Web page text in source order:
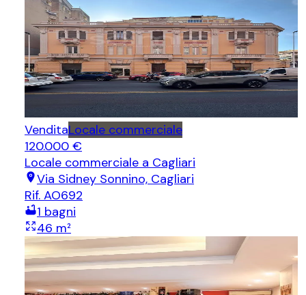
VenditaLocale commerciale
120.000 €
Locale commerciale a Cagliari
Via Sidney Sonnino, Cagliari
Rif. AO692
1 bagni
46 m²